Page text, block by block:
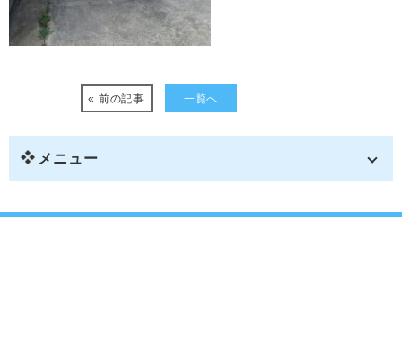
« 前の記事 一覧へ
メニュー